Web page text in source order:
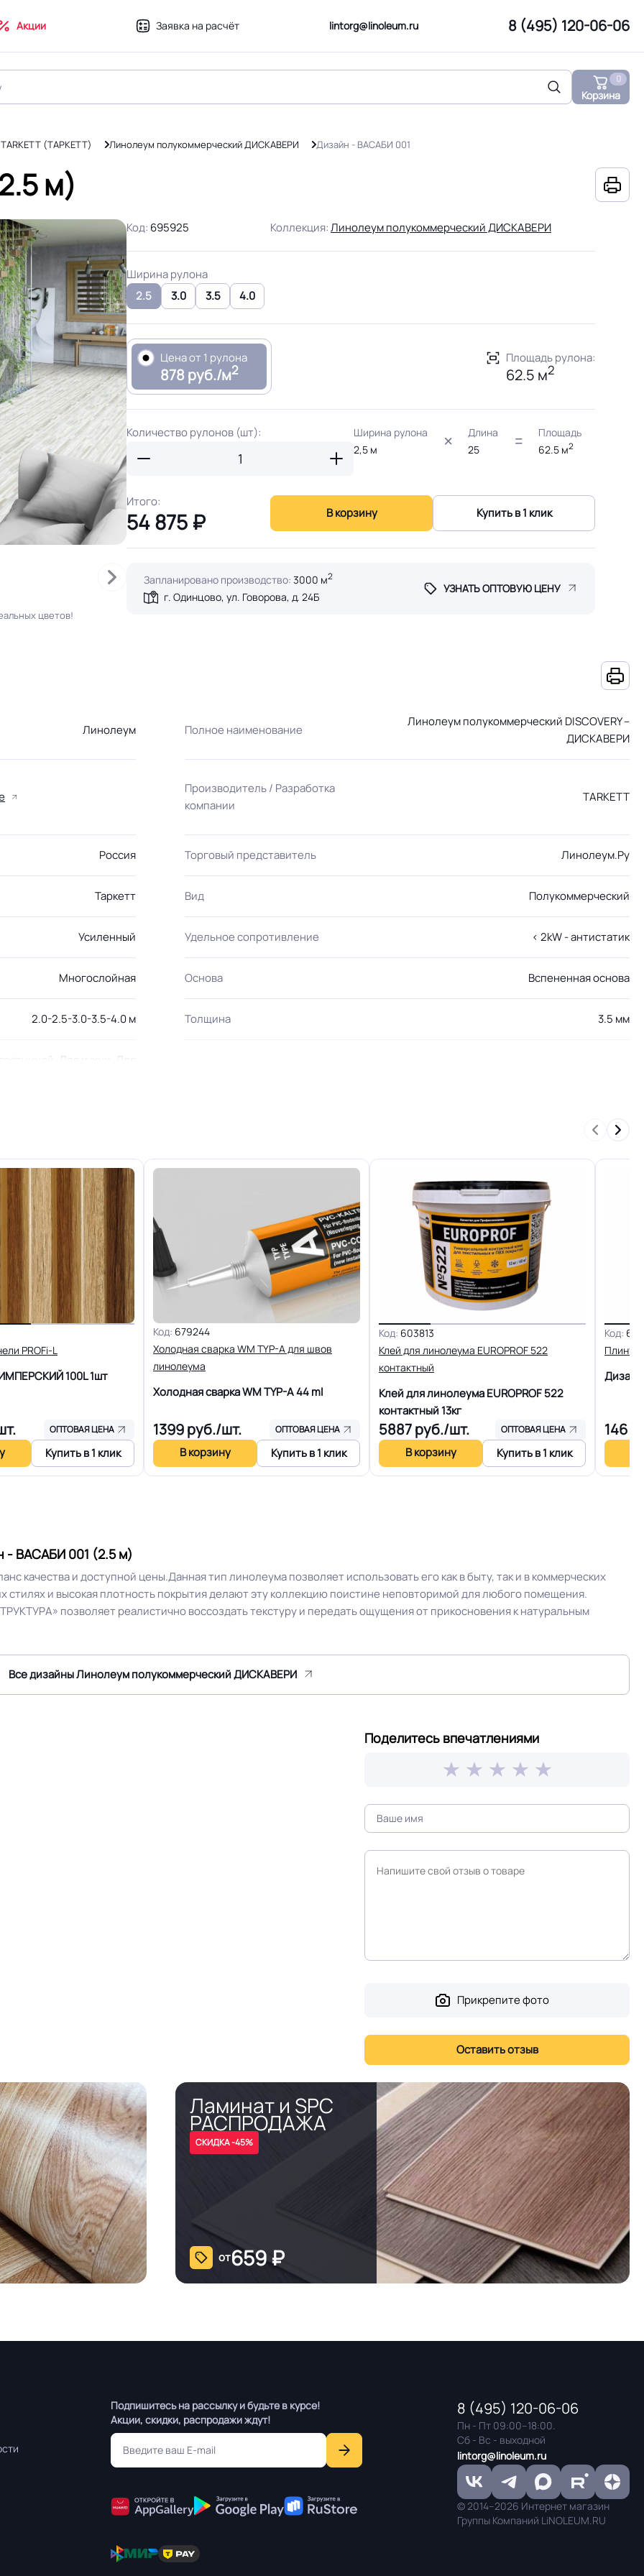
Акции Заявка на расчёт lintorg@linoleum.ru 8 (495) 120-06-06
Корзина
0
(ТАРКЕТТ) Линолеум полукоммерческий ДИСКАВЕРИ Дизайн - ВАСАБИ 001
м)
цветов!
Код: 695925 Коллекция:Линолеум полукоммерческий ДИСКАВЕРИ
Ширина рулона
2.5
3.0 3.5 4.0
Цена от 1 рулона
878 руб./м2
Площадь рулона:
62.5 м2
Количество рулонов (шт):
Ширина рулона
2,5 м
Длина
25
Площадь
62.5 м2
Итого:
54 875 ₽ В корзину Купить в 1 клик
Запланировано производство: 3000 м2
г. Одинцово, ул. Говорова, д. 24Б
УЗНАТЬ ОПТОВУЮ ЦЕНУ
Линолеум Полное наименование
Линолеум полукоммерческий DISCOVERY –
ДИСКАВЕРИ
Производитель / Разработка
компании
TARKETT
Россия Торговый представитель Линолеум.Ру
Таркетт Вид Полукоммерческий
Усиленный Удельное сопротивление < 2kW - антистатик
Многослойная Основа Вспененная основа
2.0-2.5-3.0-3.5-4.0 м Толщина 3.5 мм
Для кухни, Для
Отличная Высокая износостойкость покрытия
0.30 мм (300) мкм Допуск изменения рабочего слоя
≤ 0.4 % Доп. защита рабочего слоя
Вес 1 м.кв. 2.5 кг
20 лет Длина рулон. 25 м
Разрешено Система стыковки швов Холодная сварка
30
Производственная площадка или
завод
Россия
на территории РФ и СНГ
Условия хранения Крытое, сухое помещение.
PROFi-L
100L1шт
ОПТОВАЯ ЦЕНА
Купить в 1 клик
Код: 679244
Холодная сварка WM TYP-A для швов
линолеума
Холодная сварка WM TYP-A44 ml
1399руб./шт. ОПТОВАЯ ЦЕНА
В корзину Купить в 1 клик
Код: 603813
Клей для линолеума EUROPROF 522
контактный
Клей для линолеума EUROPROF 522
контактный13кг
5887руб./шт. ОПТОВАЯ ЦЕНА
В корзину Купить в 1 клик
Код:
146
- ВАСАБИ 001 (2.5 м)
качества и доступной цены.Данная тип линолеума позволяет использовать его как в быту, так и в коммерческих
стилях и высокая плотность покрытия делают эту коллекцию поистине неповторимой для любого помещения.
позволяет реалистично воссоздать текстуру и передать ощущения от прикосновения к натуральным
Все дизайны Линолеум полукоммерческий ДИСКАВЕРИ
Поделитесь впечатлениями
Прикрепите фото
Ламинат и SPC
РАСПРОДАЖА
СКИДКА -45%
от659₽
Подпишитесь на рассылку и будьте в курсе!
Акции, скидки, распродажи ждут!
8 (495) 120-06-06
Пн - Пт 09:00–18:00.
Сб - Вс - выходной
lintorg@linoleum.ru
© 2014–2026 Интернет магазин
Группы Компаний LiNOLEUM.RU